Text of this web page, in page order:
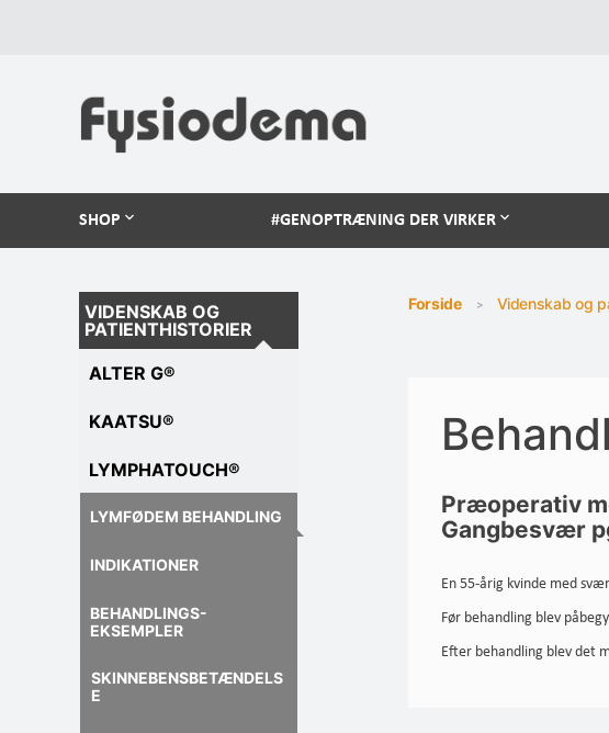
SHOP #GENOPTRÆNING DER VIRKER
VIDENSKAB OG
PATIENTHISTORIER
ALTER G®
KAATSU®
LYMPHATOUCH®
LYMFØDEM BEHANDLING
INDIKATIONER
BEHANDLINGS-
EKSEMPLER
SKINNEBENSBETÆNDELS
E
Forside Videnskab og
Præoperativ
Gangbesvær
En 55-årig kvinde med
Før behandling blev
Efter behandling blev det